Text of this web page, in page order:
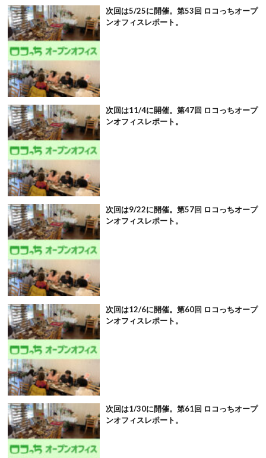
次回は5/25に開催。第53回 ロコっちオープ
ンオフィスレポート。
次回は11/4に開催。第47回 ロコっちオープ
ンオフィスレポート。
次回は9/22に開催。第57回 ロコっちオープ
ンオフィスレポート。
次回は12/6に開催。第60回 ロコっちオープ
ンオフィスレポート。
次回は1/30に開催。第61回 ロコっちオープ
ンオフィスレポート。